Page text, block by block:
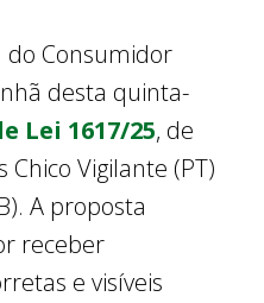
do Consumidor
desta quinta-
Lei 1617/25, de
Vigilante (PT)
A proposta
receber
e visíveis